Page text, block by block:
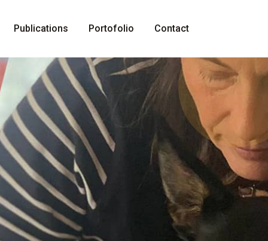
Publications Portofolio Contact